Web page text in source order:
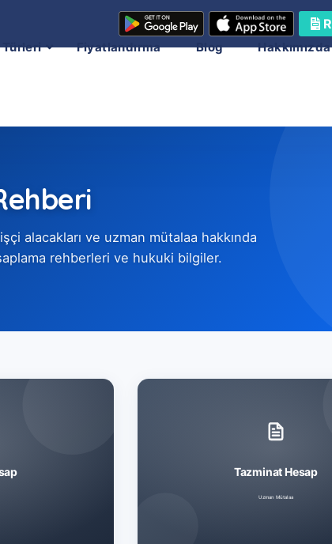
Türleri Fiyatlandırma Blog Hakkımızda
alacakları ve uzman mütalaa hakkında
rehberleri ve hukuki bilgiler.